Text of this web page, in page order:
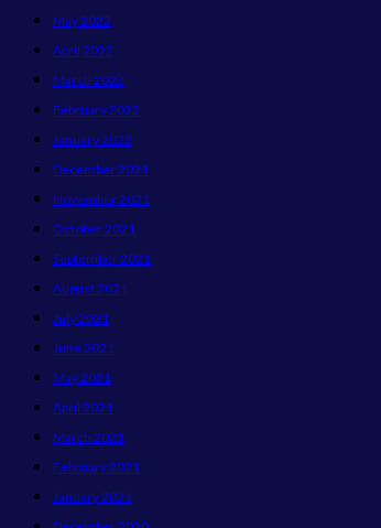
May 2022
April 2022
March 2022
February 2022
January 2022
December 2021
November 2021
October 2021
September 2021
August 2021
July 2021
June 2021
May 2021
April 2021
March 2021
February 2021
January 2021